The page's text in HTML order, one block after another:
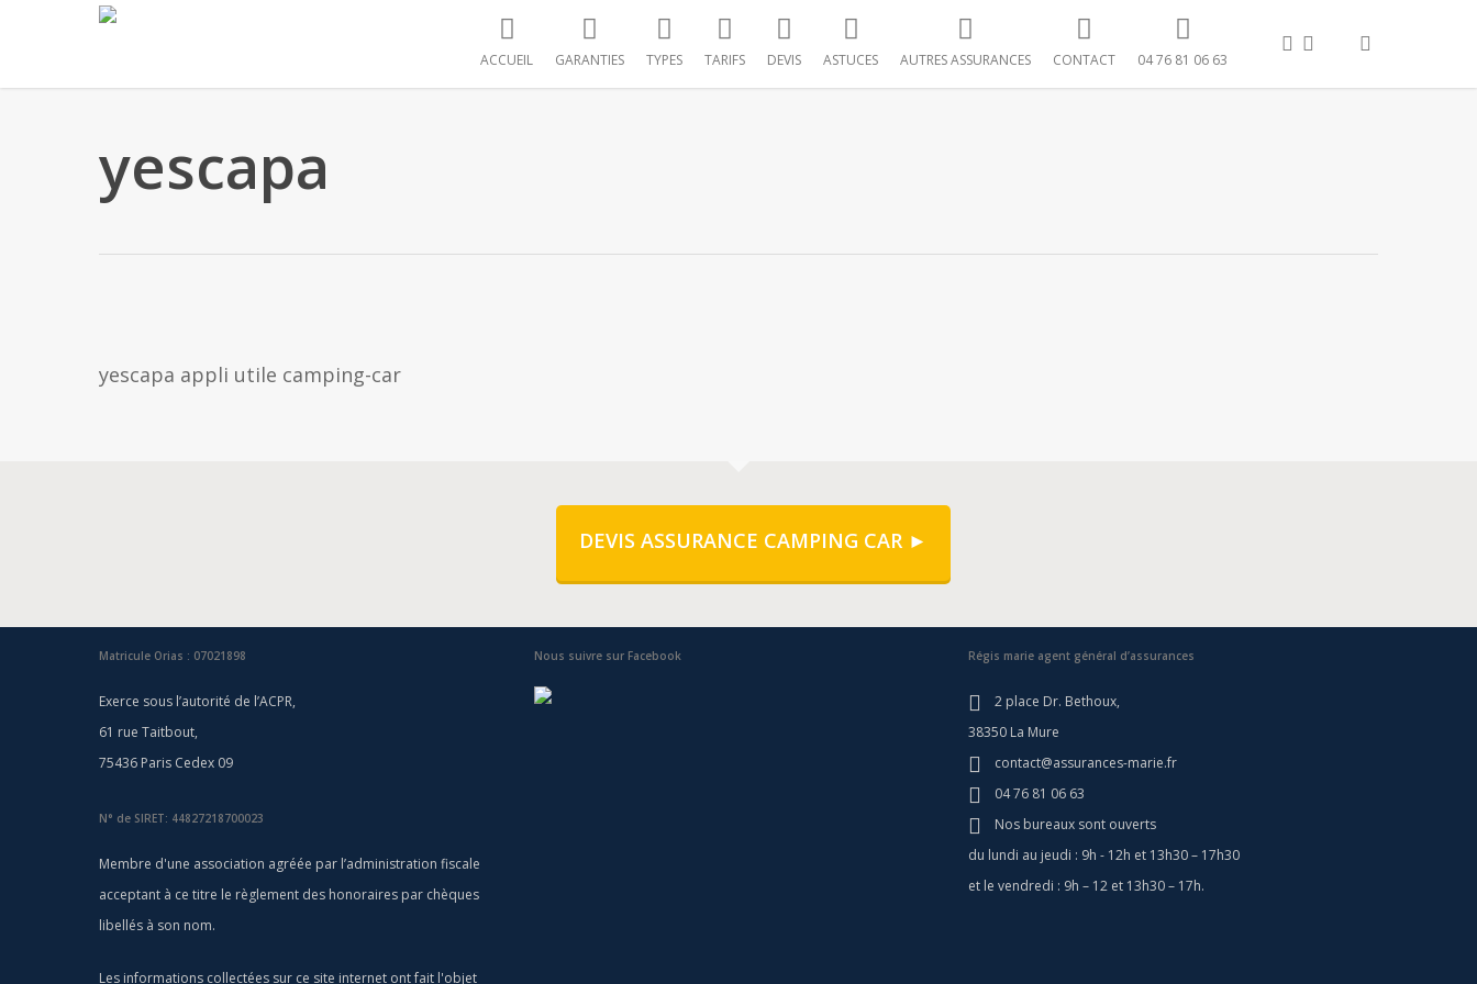
ACCUEIL GARANTIES TYPES TARIFS DEVIS ASTUCES AUTRES ASSURANCES CONTACT 04 76 81 06 63
FACEBOOK
LINKEDIN
yescapa
yescapa appli utile camping-car
DEVIS ASSURANCE CAMPING CAR ►
Matricule Orias : 07021898
Exerce sous l’autorité de l’ACPR,
61 rue Taitbout,
75436 Paris Cedex 09
N° de SIRET: 44827218700023
Membre d'une association agréée par l’administration fiscale
acceptant à ce titre le règlement des honoraires par chèques
libellés à son nom.
Les informations collectées sur ce site internet ont fait l'objet
Nous suivre sur Facebook Régis marie agent général d’assurances
2 place Dr. Bethoux,
38350 La Mure
contact@assurances-marie.fr
04 76 81 06 63
Nos bureaux sont ouverts
du lundi au jeudi : 9h - 12h et 13h30 – 17h30
et le vendredi : 9h – 12 et 13h30 – 17h.